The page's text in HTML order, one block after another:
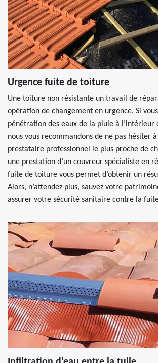
Urgence fuite de toiture
Une toiture non résistante un travail de
opération de changement en urgence. Si
pénétration des eaux de la pluie à l’intérieur
nous vous recommandons de ne pas hésiter
prestataire professionnel le plus proche de
une prestation d’un couvreur spécialiste en
fuite de toiture vous permet d’obtenir un
Alors, n’attendez plus, sauvez votre
assurer votre sécurité sanitaire contre la